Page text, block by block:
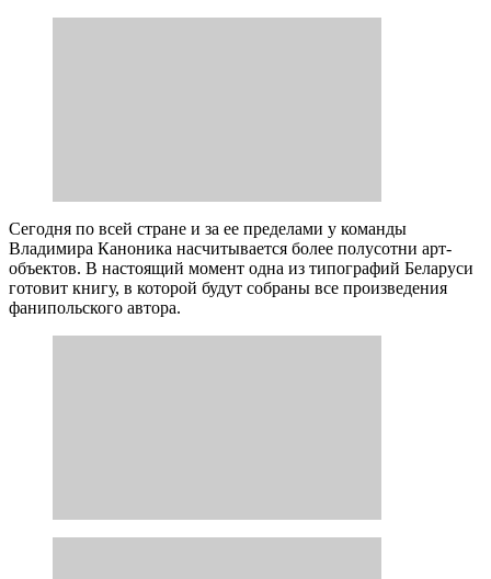
Сегодня по всей стране и за ее пределами у команды
Владимира Каноника насчитывается более полусотни арт-
объектов. В настоящий момент одна из типографий Беларуси
готовит книгу, в которой будут собраны все произведения
фанипольского автора.